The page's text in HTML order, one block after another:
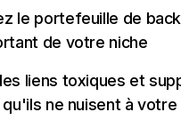
le portefeuille de
de votre niche
liens toxiques et
qu'ils ne nuisent à